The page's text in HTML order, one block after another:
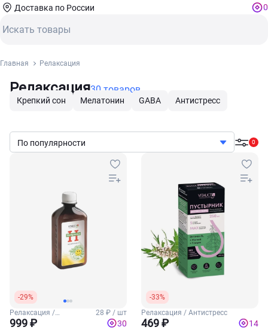
Доставка по России 0
Главная Релаксация
Релаксация30 товаров
Крепкий сон Мелатонин GABA Антистресс
По популярности 0
-29%
Релаксация /
Антистресс
28 ₽ / шт
999 ₽ 30
-33%
Релаксация / Антистресс
469 ₽ 14